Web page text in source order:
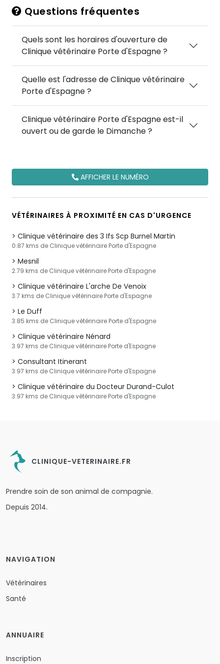
Questions fréquentes
Quels sont les horaires d'ouverture de
Clinique vétérinaire Porte d'Espagne ?
Quelle est l'adresse de Clinique vétérinaire
Porte d'Espagne ?
Clinique vétérinaire Porte d'Espagne est-il
ouvert ou de garde le Dimanche ?
AFFICHER LE NUMÉRO
VÉTÉRINAIRES À PROXIMITÉ EN CAS D'URGENCE
Clinique vétérinaire des 3 Ifs Scp Burnel Martin
0.87 kms de Clinique vétérinaire Porte d'Espagne
Mesnil
2.79 kms de Clinique vétérinaire Porte d'Espagne
Clinique vétérinaire L'arche De Venoix
3.7 kms de Clinique vétérinaire Porte d'Espagne
Le Duff
3.85 kms de Clinique vétérinaire Porte d'Espagne
Clinique vétérinaire Nénard
3.97 kms de Clinique vétérinaire Porte d'Espagne
Consultant Itinerant
3.97 kms de Clinique vétérinaire Porte d'Espagne
Clinique vétérinaire du Docteur Durand-Culot
3.97 kms de Clinique vétérinaire Porte d'Espagne
CLINIQUE-VETERINAIRE.FR
Prendre soin de son animal de compagnie.
Depuis 2014.
NAVIGATION
Vétérinaires
Santé
ANNUAIRE
Inscription